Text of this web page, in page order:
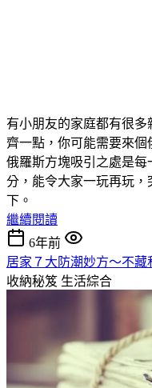
有小朋友的家庭都有很
齊一點，你可能需要來個
俄羅斯方塊吸引之處是
分，能令大家一玩再玩
下。
繼續閱讀
6年前
居家７大防潮妙方～不藏
收納秘笈 生活綜合